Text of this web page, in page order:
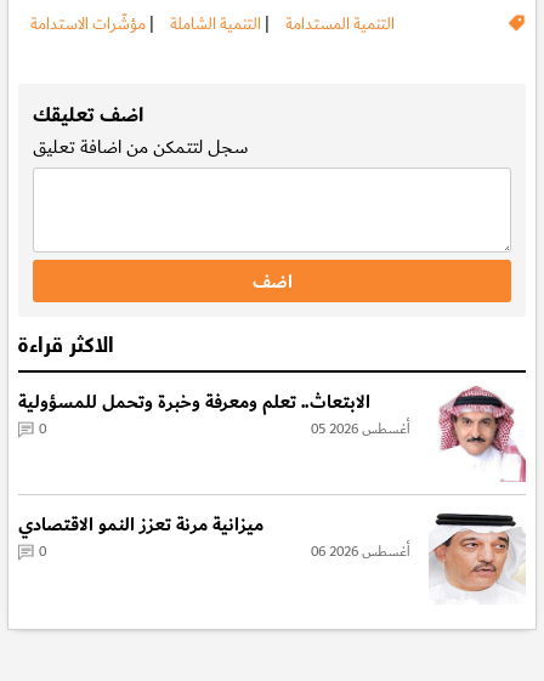
التنمية المستدامة | التنمية الشاملة |مؤشّرات الاستدامة
اضف تعليقك
سجللتتمكن من اضافة تعليق
الاكثر قراءة
الابتعاث.. تعلم ومعرفة وخبرة وتحمل للمسؤولية
05 أغسطس 2026 0
ميزانية مرنة تعزز النمو الاقتصادي
06 أغسطس 2026 0